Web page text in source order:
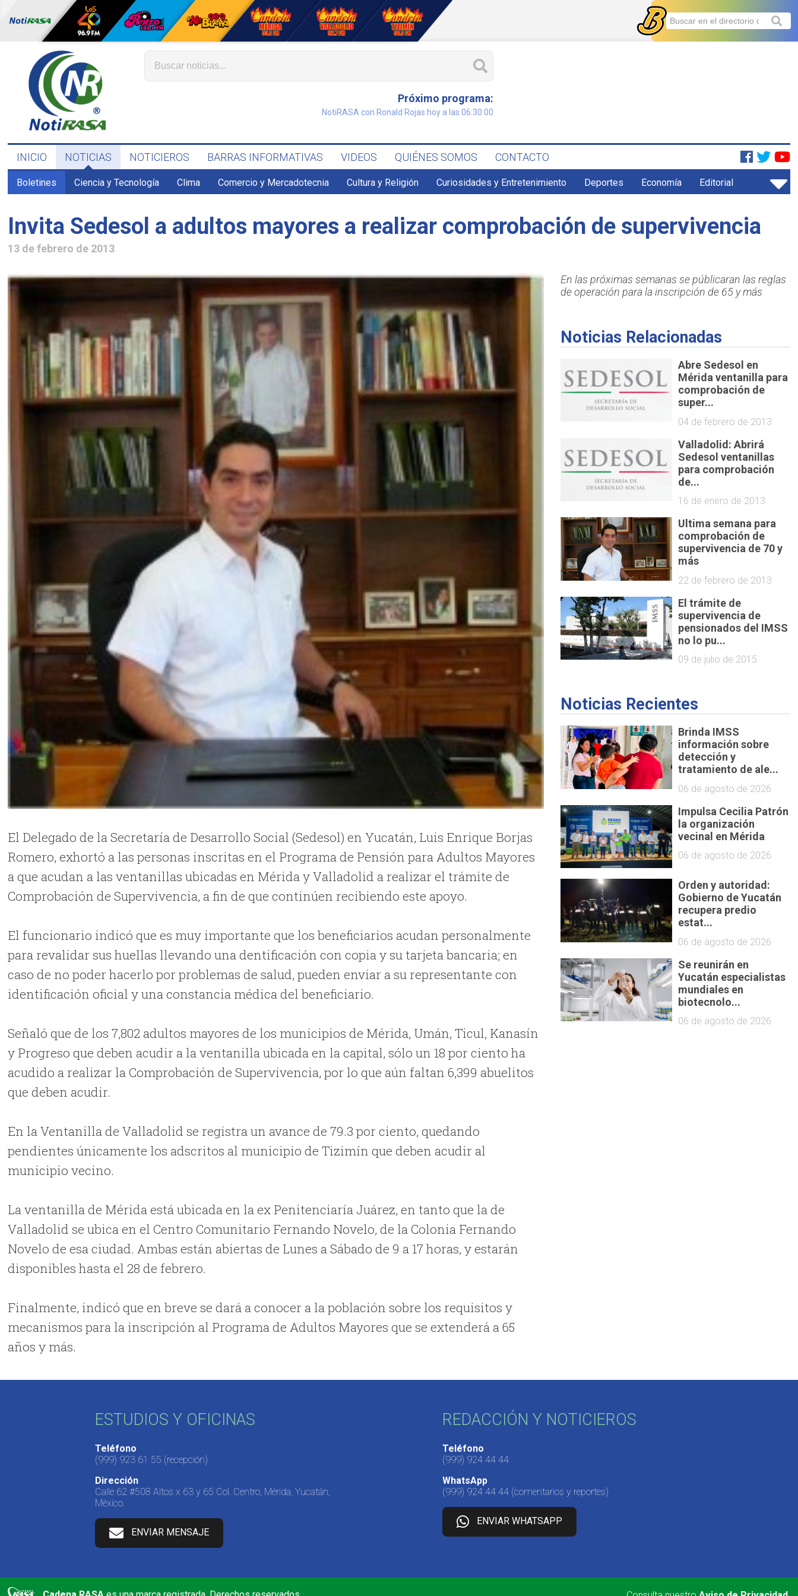
Próximo programa:
NotiRASA con Ronald Rojas hoy a las 06:30:00
INICIO NOTICIAS NOTICIEROS BARRAS INFORMATIVAS VIDEOS QUIÉNES SOMOS CONTACTO
Boletines Ciencia y Tecnología Clima Comercio y Mercadotecnia Cultura y Religión Curiosidades y Entretenimiento Deportes Economía Editorial
Invita Sedesol a adultos mayores a realizar comprobación de supervivencia
13 de febrero de 2013
El Delegado de la Secretaría de Desarrollo Social (Sedesol) en Yucatán, Luis Enrique Borjas
Romero, exhortó a las personas inscritas en el Programa de Pensión para Adultos Mayores
a que acudan a las ventanillas ubicadas en Mérida y Valladolid a realizar el trámite de
Comprobación de Supervivencia, a fin de que continúen recibiendo este apoyo.
El funcionario indicó que es muy importante que los beneficiarios acudan personalmente
para revalidar sus huellas llevando una dentificación con copia y su tarjeta bancaria; en
caso de no poder hacerlo por problemas de salud, pueden enviar a su representante con
identificación oficial y una constancia médica del beneficiario.
Señaló que de los 7,802 adultos mayores de los municipios de Mérida, Umán, Ticul, Kanasín
y Progreso que deben acudir a la ventanilla ubicada en la capital, sólo un 18 por ciento ha
acudido a realizar la Comprobación de Supervivencia, por lo que aún faltan 6,399 abuelitos
que deben acudir.
En la Ventanilla de Valladolid se registra un avance de 79.3 por ciento, quedando
pendientes únicamente los adscritos al municipio de Tizimín que deben acudir al
municipio vecino.
La ventanilla de Mérida está ubicada en la ex Penitenciaría Juárez, en tanto que la de
Valladolid se ubica en el Centro Comunitario Fernando Novelo, de la Colonia Fernando
Novelo de esa ciudad. Ambas están abiertas de Lunes a Sábado de 9 a 17 horas, y estarán
disponibles hasta el 28 de febrero.
Finalmente, indicó que en breve se dará a conocer a la población sobre los requisitos y
mecanismos para la inscripción al Programa de Adultos Mayores que se extenderá a 65
años y más.
En las próximas semanas se públicaran las reglas
de operación para la inscripción de 65 y más
Noticias Relacionadas
Abre Sedesol en
Mérida ventanilla para
comprobación de
super...
04 de febrero de 2013
Valladolid: Abrirá
Sedesol ventanillas
para comprobación
de...
16 de enero de 2013
Ultima semana para
comprobación de
supervivencia de 70 y
más
22 de febrero de 2013
El trámite de
supervivencia de
pensionados del IMSS
no lo pu...
09 de julio de 2015
Noticias Recientes
Brinda IMSS
información sobre
detección y
tratamiento de ale...
06 de agosto de 2026
Impulsa Cecilia Patrón
la organización
vecinal en Mérida
06 de agosto de 2026
Orden y autoridad:
Gobierno de Yucatán
recupera predio
estat...
06 de agosto de 2026
Se reunirán en
Yucatán especialistas
mundiales en
biotecnolo...
06 de agosto de 2026
ESTUDIOS Y OFICINAS
Teléfono
(999) 923 61 55 (recepción)
Dirección
Calle 62 #508 Altos x 63 y 65 Col. Centro, Mérida, Yucatán,
México.
ENVIAR MENSAJE
REDACCIÓN Y NOTICIEROS
Teléfono
(999) 924 44 44
WhatsApp
(999) 924 44 44 (comentarios y reportes)
ENVIAR WHATSAPP